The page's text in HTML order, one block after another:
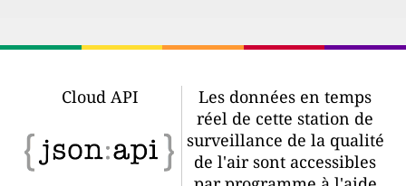
Cloud API
Les données en temps
réel de cette station de
surveillance de la qualité
de l'air sont accessibles